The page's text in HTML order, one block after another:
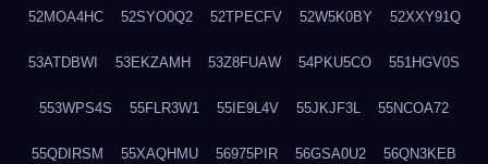
52MOA4HC 52SYO0Q2 52TPECFV 52W5K0BY 52XXY91Q
53ATDBWI 53EKZAMH 53Z8FUAW 54PKU5CO 551HGV0S
553WPS4S 55FLR3W1 55IE9L4V 55JKJF3L 55NCOA72
55QDIRSM 55XAQHMU 56975PIR 56GSA0U2 56QN3KEB